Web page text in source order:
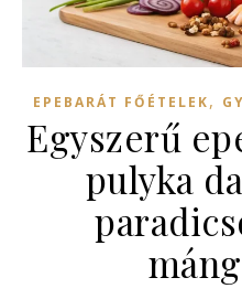
EPEBARÁT FŐÉTELEK,
Egyszerű
pulyka